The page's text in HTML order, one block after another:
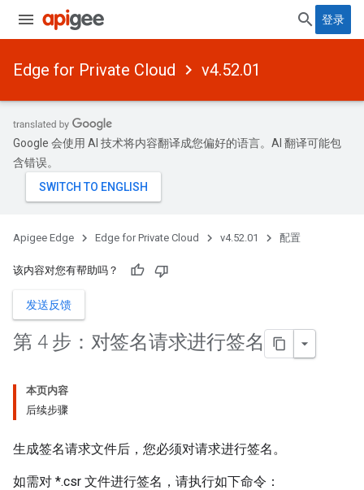
登录
Edge for Private Cloud v4.52.01
Google 会使用 AI 技术将内容翻译成您偏好的语言。AI 翻译可能包
含错误。
Apigee Edge Edge for Private Cloud v4.52.01 配置
该内容对您有帮助吗？
发送反馈
第 4 步：对签名请求进行签名
本页内容
后续步骤
生成签名请求文件后，您必须对请求进行签名。
如需对 *.csr 文件进行签名，请执行如下命令：